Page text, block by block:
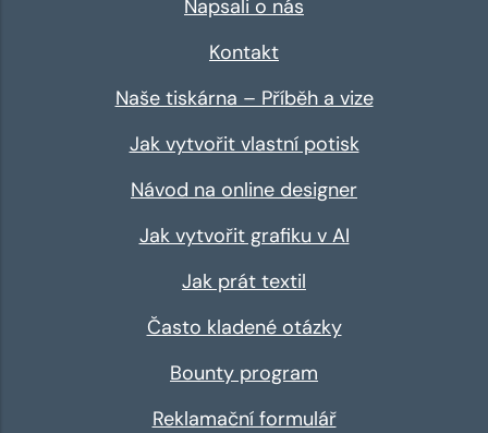
Napsali o nás
Kontakt
Naše tiskárna – Příběh a vize
Jak vytvořit vlastní potisk
Návod na online designer
Jak vytvořit grafiku v AI
Jak prát textil
Často kladené otázky
Bounty program
Reklamační formulář